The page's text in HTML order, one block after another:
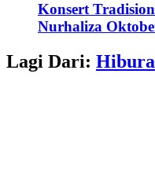
Konsert
Nurhaliza
Lagi Dari: